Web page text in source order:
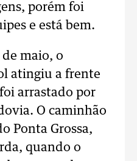
porém foi
e está bem.
maio, o
atingiu a frente
arrastado por
O caminhão
Ponta Grossa,
quando o